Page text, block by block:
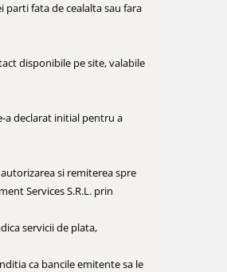
fata de cealalta sau fara
disponibile pe site, valabile
a declarat initial pentru a
si remiterea spre
Services S.R.L. prin
servicii de plata,
ca bancile emitente sa le